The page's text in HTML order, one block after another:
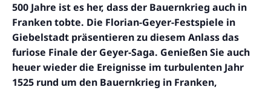
500 Jahre ist es her, dass der Bauernkrieg auch in
Franken tobte. Die Florian-Geyer-Festspiele in
Giebelstadt präsentieren zu diesem Anlass das
furiose Finale der Geyer-Saga. Genießen Sie auch
heuer wieder die Ereignisse im turbulenten Jahr
1525 rund um den Bauernkrieg in Franken,